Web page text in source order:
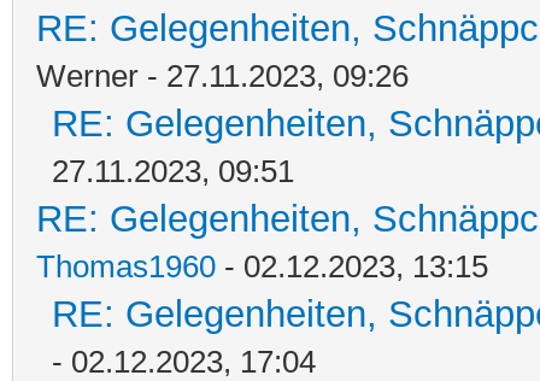
RE: Gelegenheiten,
Werner - 27.11.2023, 09:26
RE: Gelegenheiten,
27.11.2023, 09:51
RE: Gelegenheiten,
Thomas1960 - 02.12.2023, 13:15
RE: Gelegenheiten,
- 02.12.2023, 17:04